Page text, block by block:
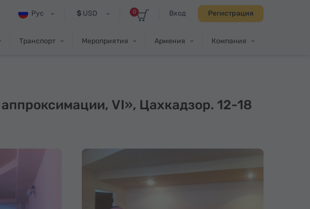
Вход Регистрация
0
$USD
Рус
Транспорт Мероприятия Армения Компания
VI», Цахкадзор. 12-18